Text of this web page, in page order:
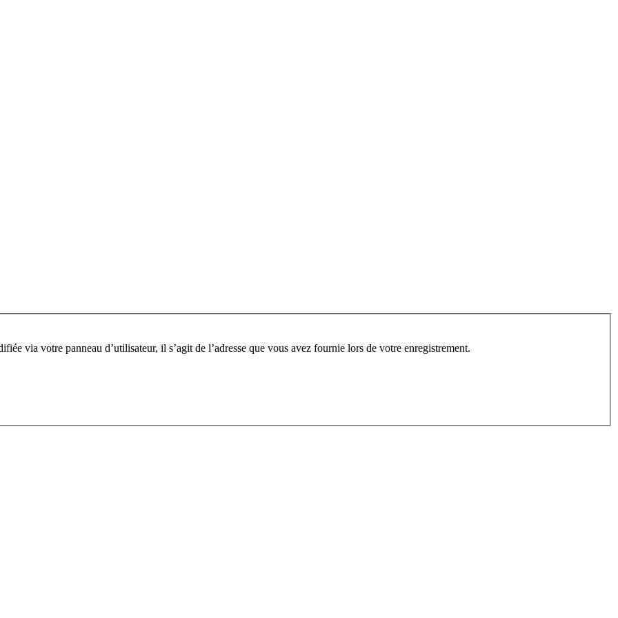
via votre panneau d’utilisateur, il s’agit de l’adresse que vous avez fournie lors de votre enregistrement.